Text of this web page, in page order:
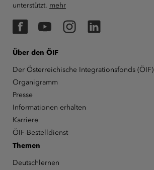
unterstützt. mehr
FacebookYouTubeInstagramLinkedIn
Über den ÖIF
Der Österreichische Integrationsfonds (ÖIF)
Organigramm
Presse
Informationen erhalten
Karriere
ÖIF-Bestelldienst
Themen
Deutschlernen